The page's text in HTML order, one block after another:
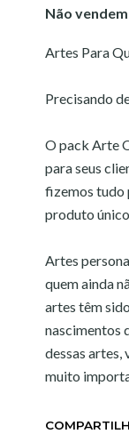
Não
Artes Para
Precisando
O pack Arte
para seus
fizemos tudo
produto
Artes
quem ainda
artes têm
nascimentos
dessas artes,
muito